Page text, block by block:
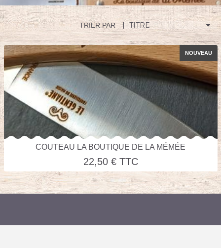
TRIER PAR
NOUVEAU
COUTEAU LA BOUTIQUE DE LA MÉMÉE
22,50 € TTC